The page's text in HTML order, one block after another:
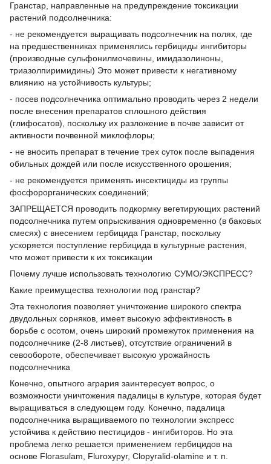
Гранстар, направленные на предупреждение токсикации
растений подсолнечника:
- не рекомендуется выращивать подсолнечник на полях, где
на предшественниках применялись гербициды ингибиторы
(производные сульфонилмочевины, имидазолиноны,
триазолпиримидины) Это может привести к негативному
влиянию на устойчивость культуры;
- посев подсолнечника оптимально проводить через 2 недели
после внесения препаратов сплошного действия
(глифосатов), поскольку их разложение в почве зависит от
активности почвенной миклофлоры;
- не вносить препарат в течение трех суток после выпадения
обильных дождей или после искусственного орошения;
- не рекомендуется применять инсектициды из группы
фосфорорганических соединений;
ЗАПРЕЩАЕТСЯ проводить подкормку вегетирующих растений
подсолнечника путем опрыскивания одновременно (в баковых
смесях) с внесением гербицида Гранстар, поскольку
ускоряется поступление гербицида в культурные растения,
что может привести к их токсикации
Почему лучше использовать технологию СУМО/ЭКСПРЕСС?
Какие преимущества технологии под гранстар?
Эта технология позволяет уничтожение широкого спектра
двудольных сорняков, имеет высокую эффективность в
борьбе с осотом, очень широкий промежуток применения на
подсолнечнике (2-8 листьев), отсутствие ограничений в
севообороте, обеспечивает высокую урожайность
подсолнечника
Конечно, опытного агрария заинтересует вопрос, о
возможности уничтожения падалицы в культуре, которая будет
выращиваться в следующем году. Конечно, падалица
подсолнечника выращиваемого по технологии экспресс
устойчива к действию пестицидов - ингибиторов. Но эта
проблема легко решается применением гербицидов на
основе Florasulam, Fluroxypyr, Clopyralid-olamine и т. п.